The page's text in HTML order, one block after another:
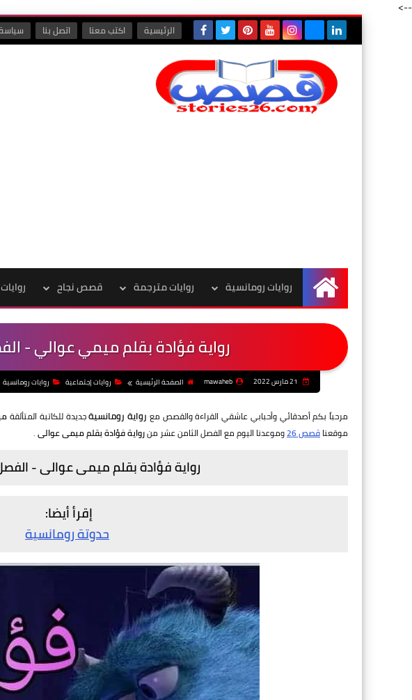
-->
الرئيسية اكتب معنا اتصل بنا
الرئيسية
روايات رومانسية روايات مترجمة قصص نجاح
رواية فؤادة بقلم ميمي عوالي -
mawaheb الصفحة الرئيسية روايات إجتماعية روايات رومانسية
مرحباً بكم أصدقائي وأحبابي عاشقي القراءة والقصص مع رواية رومانسيةجديدة للكاتبة المتألقة
موقعناقصص 26 وموعدنا اليوم مع الفصل الثامن عشر منرواية فؤادة بقلم ميمى عوالى.
رواية فؤادة بقلم ميمى عوالى -
إقرأ أيضا:
حدوتة رومانسية